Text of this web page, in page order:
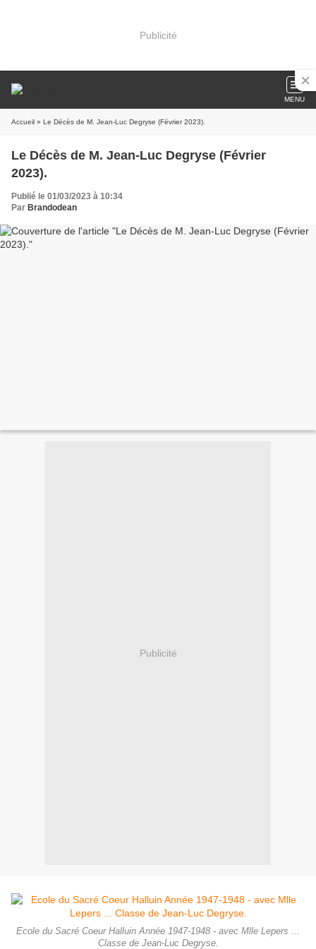
Publicité
MENU
Accueil » Le Décès de M. Jean-Luc Degryse (Février 2023).
Le Décès de M. Jean-Luc Degryse (Février
2023).
Publié le 01/03/2023 à 10:34
Par Brandodean
Publicité
Ecole du Sacré Coeur Halluin Année 1947-1948 - avec Mlle Lepers ...
Classe de Jean-Luc Degryse.